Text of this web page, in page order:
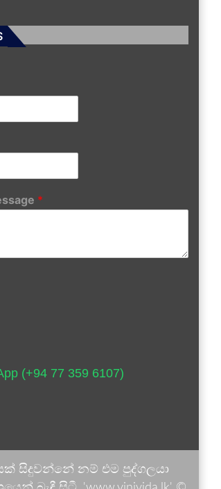
*
(+94 77 359 6107)
සිදුවන්නේ නම් එම පුද්ගලයා